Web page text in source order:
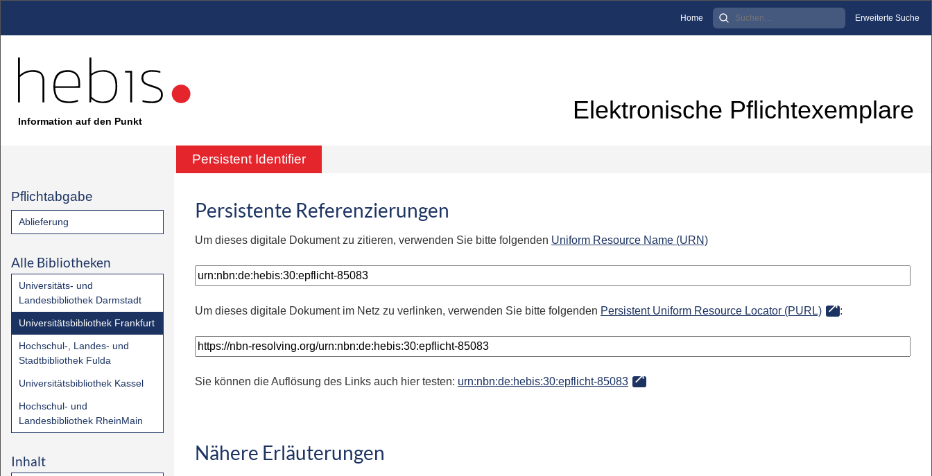
Home Erweiterte Suche
Information auf den Punkt Elektronische Pflichtexemplare
Persistent Identifier
Pflichtabgabe
Ablieferung
Alle Bibliotheken
Universitäts- und
Landesbibliothek Darmstadt
Universitätsbibliothek Frankfurt
Hochschul-, Landes- und
Stadtbibliothek Fulda
Universitätsbibliothek Kassel
Hochschul- und
Landesbibliothek RheinMain
Inhalt
Persistente Referenzierungen
Um dieses digitale Dokument zu zitieren, verwenden Sie bitte folgenden Uniform Resource Name (URN)
Um dieses digitale Dokument im Netz zu verlinken, verwenden Sie bitte folgenden Persistent Uniform Resource Locator (PURL) :
Sie können die Auflösung des Links auch hier testen: urn:nbn:de:hebis:30:epflicht-85083
Nähere Erläuterungen